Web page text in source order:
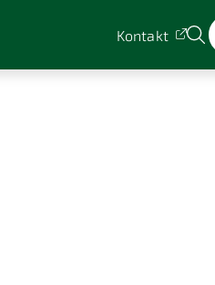
Kontakt